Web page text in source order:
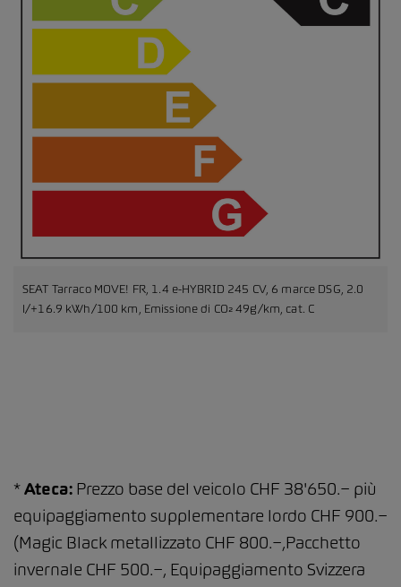
SEAT Tarraco MOVE! FR, 1.4 e-HYBRID 245 CV, 6 marce DSG, 2.0
l/+16.9 kWh/100 km, Emissione di CO₂ 49g/km, cat. C
*Ateca: Prezzo base del veicolo CHF 38'650.− più
equipaggiamento supplementare lordo CHF 900.−
(Magic Black metallizzato CHF 800.−,Pacchetto
invernale CHF 500.−, Equipaggiamento Svizzera